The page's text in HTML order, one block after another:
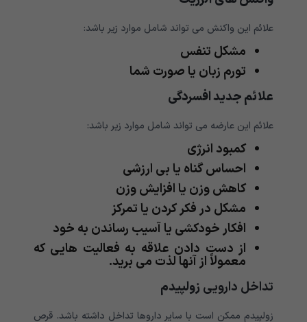
علائم این واکنش می تواند شامل موارد زیر باشد:
مشکل تنفس
تورم زبان یا صورت شما
علائم جدید افسردگی
علائم این عارضه می تواند شامل موارد زیر باشد:
کمبود انرژی
احساس گناه یا بی ارزشی
کاهش وزن یا افزایش وزن
مشکل در فکر کردن یا تمرکز
افکار خودکشی یا آسیب رساندن به خود
از دست دادن علاقه به فعالیت هایی که
معمولاً از آنها لذت می برید.
تداخل دارویی زولپیدم
زولپیدم ممکن است با سایر داروها تداخل داشته باشد. قرص